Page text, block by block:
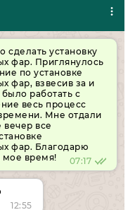
сделать установку
фар. Приглянулось
по установке
фар, взвесив за и
работать с
весь процесс
Мне отдали
все
фар. Благодарю
мое время!
07:17
12:55